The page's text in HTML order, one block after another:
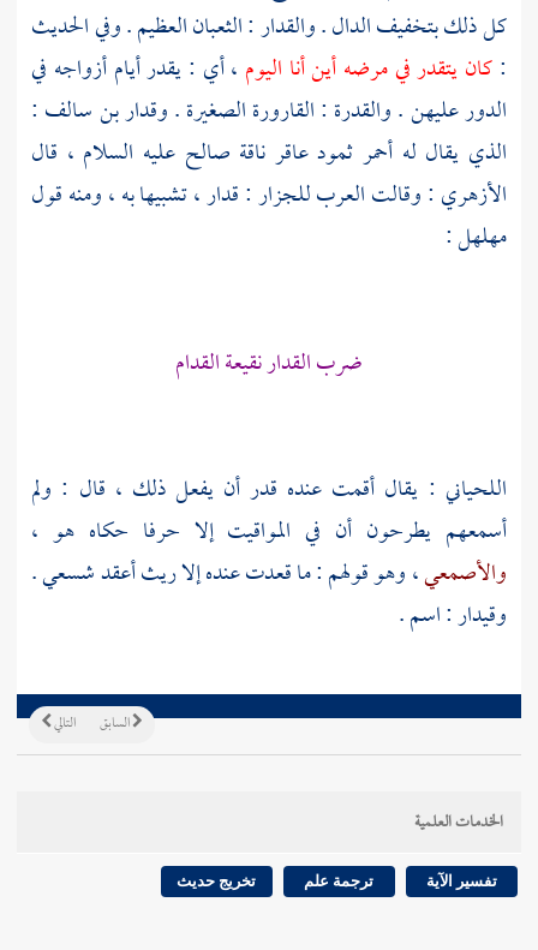
كل ذلك بتخفيف الدال . والقدار : الثعبان العظيم . وفي الحديث
:كان يتقدر في مرضه أين أنا اليوم ، أي : يقدر أيام أزواجه في
الدور عليهن . والقدرة : القارورة الصغيرة .وقدار بن سالف :
الذي يقال له أحمر ثمودعاقر ناقة صالح عليه السلام ، قال
الأزهري : وقالت العرب للجزار : قدار ، تشبيها به ، ومنه قول
مهلهل:
ضرب القدار نقيعة القدام
اللحياني : يقال أقمت عنده قدر أن يفعل ذلك ، قال : ولم
أسمعهم يطرحون أن في المواقيت إلا حرفا حكاه هو ،
والأصمعي، وهو قولهم : ما قعدت عنده إلا ريث أعقد شسعي .
وقيدار : اسم .
التالي السابق
الخدمات العلمية
تفسير الآية ترجمة علم تخريج حديث